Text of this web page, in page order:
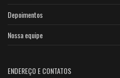
Depoimentos
Nossa equipe
ENDEREÇO E CONTATOS